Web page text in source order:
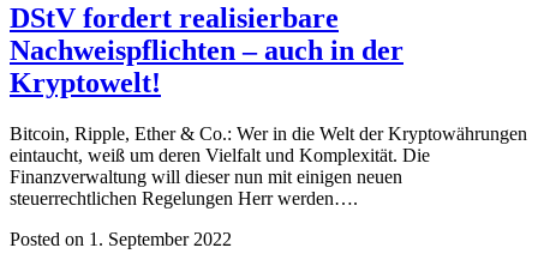
DStV fordert realisierbare
Nachweispflichten – auch in der
Kryptowelt!
Bitcoin, Ripple, Ether & Co.: Wer in die Welt der Kryptowährungen
eintaucht, weiß um deren Vielfalt und Komplexität. Die
Finanzverwaltung will dieser nun mit einigen neuen
steuerrechtlichen Regelungen Herr werden….
Posted on 1. September 2022